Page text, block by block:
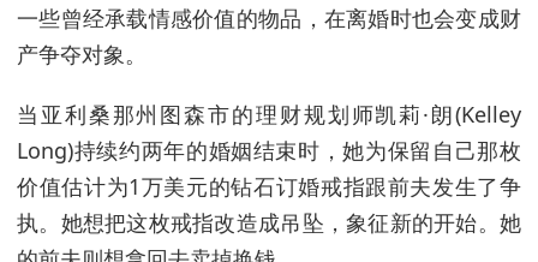
一些曾经承载情感价值的物品，在离婚时也会变成财
产争夺对象。
当亚利桑那州图森市的理财规划师凯莉·朗(Kelley
Long)持续约两年的婚姻结束时，她为保留自己那枚
价值估计为1万美元的钻石订婚戒指跟前夫发生了争
执。她想把这枚戒指改造成吊坠，象征新的开始。她